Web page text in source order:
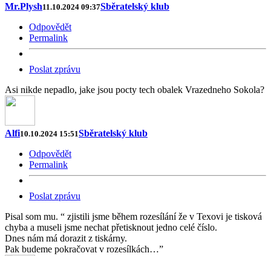
Mr.Plysh11.10.2024 09:37Sběratelský klub
Odpovědět
Permalink
Poslat zprávu
Asi nikde nepadlo, jake jsou pocty tech obalek Vrazedneho Sokola?
Alfi10.10.2024 15:51Sběratelský klub
Odpovědět
Permalink
Poslat zprávu
Pisal som mu. “ zjistili jsme během rozesílání že v Texovi je tisková
chyba a museli jsme nechat přetisknout jedno celé číslo.
Dnes nám má dorazit z tiskárny.
Pak budeme pokračovat v rozesílkách…”